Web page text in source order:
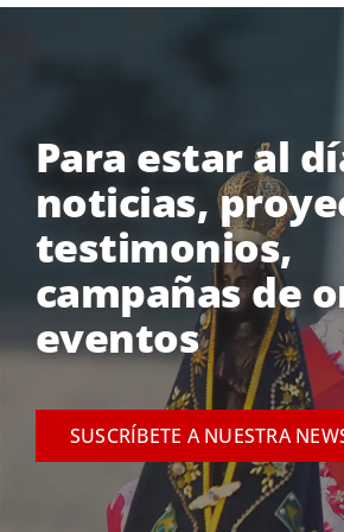
Para estar al
noticias,
testimonios,
campañas de
eventos
SUSCRÍBETE A NUESTRA